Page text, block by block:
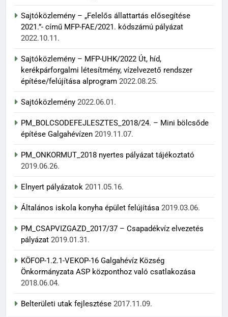
Sajtóközlemény – „Felelős állattartás elősegítése
2021.”- című MFP-FAE/2021. kódszámú pályázat
2022.10.11.
Sajtóközlemény – MFP-UHK/2022 Út, híd,
kerékpárforgalmi létesítmény, vízelvezető rendszer
építése/felújítása alprogram 2022.08.25.
Sajtóközlemény 2022.06.01.
PM_BOLCSODEFEJLESZTES_2018/24. – Mini bölcsőde
építése Galgahévízen 2019.11.07.
PM_ONKORMUT_2018 nyertes pályázat tájékoztató
2019.06.26.
Elnyert pályázatok 2011.05.16.
Általános iskola konyha épület felújítása 2019.03.06.
PM_CSAPVIZGAZD_2017/37 – Csapadékvíz elvezetés
pályázat 2019.01.31.
KÖFOP-1.2.1-VEKOP-16 Galgahévíz Község
Önkormányzata ASP központhoz való csatlakozása
2018.06.04.
Belterületi utak fejlesztése 2017.11.09.